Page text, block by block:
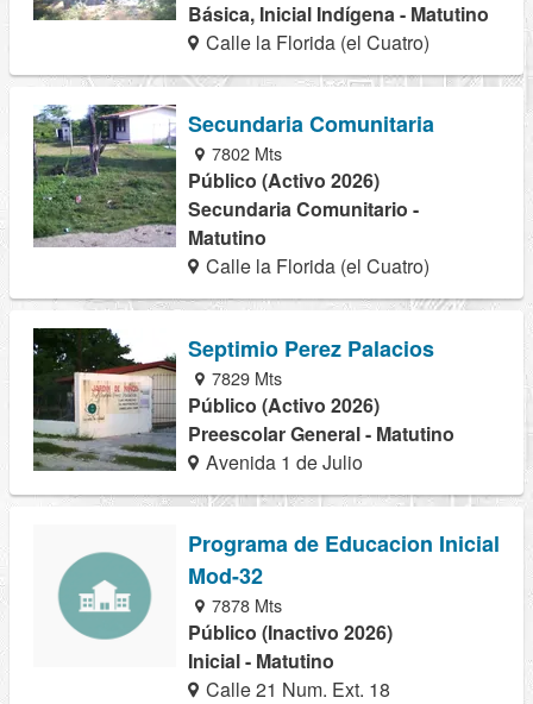
Básica, Inicial Indígena - Matutino
Calle la Florida (el Cuatro)
Secundaria Comunitaria
7802 Mts
Público (Activo 2026)
Secundaria Comunitario -
Matutino
Calle la Florida (el Cuatro)
Septimio Perez Palacios
7829 Mts
Público (Activo 2026)
Preescolar General - Matutino
Avenida 1 de Julio
Programa de Educacion Inicial
Mod-32
7878 Mts
Público (Inactivo 2026)
Inicial - Matutino
Calle 21 Num. Ext. 18